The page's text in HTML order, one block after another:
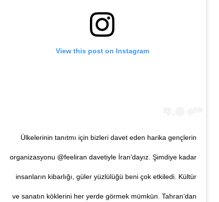
View this post on Instagram
Ülkelerinin tanıtmı için bizleri davet eden harika gençlerin
organizasyonu @feeliran davetiyle İran’dayız. Şimdiye kadar
insanların kibarlığı, güler yüzlülüğü beni çok etkiledi. Kültür
ve sanatın köklerini her yerde görmek mümkün. Tahran’dan